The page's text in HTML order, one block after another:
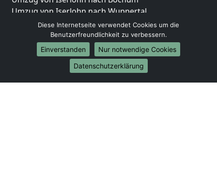
Umzug von Iserlohn nach Wuppertal
Umzug von Iserlohn nach Bielefeld
Umzug von Iserlohn nach Bonn
Umzug von Iserlohn nach Münster
Internationale-Umzüge
Umzug von Iserlohn nach Brasilien
Diese Internetseite verwendet Cookies um die
Benutzerfreundlichkeit zu verbessern.
Einverstanden
Nur notwendige Cookies
Datenschutzerklärung